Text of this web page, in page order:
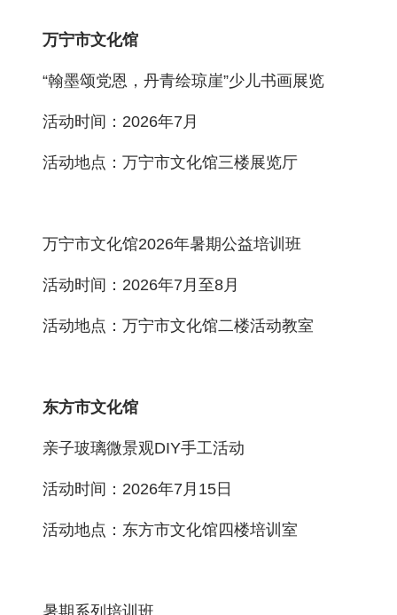
万宁市文化馆
“翰墨颂党恩，丹青绘琼崖”少儿书画展览
活动时间：2026年7月
活动地点：万宁市文化馆三楼展览厅
万宁市文化馆2026年暑期公益培训班
活动时间：2026年7月至8月
活动地点：万宁市文化馆二楼活动教室
东方市文化馆
亲子玻璃微景观DIY手工活动
活动时间：2026年7月15日
活动地点：东方市文化馆四楼培训室